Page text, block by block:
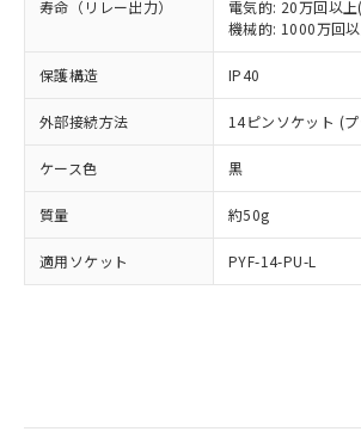
寿命（リレー出力）
電気的: 20万回以
機械的: 1000万回
保護構造 IP40
外部接続方法 14ピンソケット (
ケース色 黒
質量 約50g
適用ソケット PYF-14-PU-L
正式な納期状況および標準
様のお取引先、またはお客
ムロン制御機器販売店・当
ご相談ください。
オムロン制御機器販売店や
販売ネットワーク
在庫状況および標準価格結
事前の承諾なく第三者に漏
示しないようお願いします
マイパーツ機能（部品リス
ル) (DEHP)(別名：DOP) 1000ppm以下、
ルベンジル（BBP） 1000ppm以下、フタ
（DBP） 1000ppm以下、フタル酸ジイ
(DIBP) 1000ppm以下
但し、RoHS指令で産業用監視および制御機
適用除外項目は除く。
フタル酸エステル類の４物質については閾
※2 対応予定月
部品在庫の切り替え状況などによ
月が前後することがあります。
下記の非含有証明書をダウンロ
ル類) : 1000ppm、
DBP(フタル酸ジブチル) : 1000ppm、
イソブチル) : 1000ppm、 BBP(フタル酸ブ
ル) : 1000ppm、
※2 環境保護使用期限
「ｅ」：有害物質（10物質）のす
準値以下であることを示します。
「10」：通常の使用状況下におい
質が外部に漏えいし、環境に深
当社は規制貨物を破棄する
全に破砕するなど、違法に
当社は貴社製品を、核兵器
ル、化学兵器、生物兵器ま
武器並びにこれらの製造装
使用いたしません。
当社は、貴社製品を第三者
場合は、上記1、2および3の
該第三者に通知します。ま
販売先および販売に係わる
法に輸出するおそれがある
一定数には満たないが
－
在庫なし(最新の在庫
いては、お客様のお取
たはお客様担当のオム
機器販売店・当社販売
認ください)
空
受注生産機種、また在